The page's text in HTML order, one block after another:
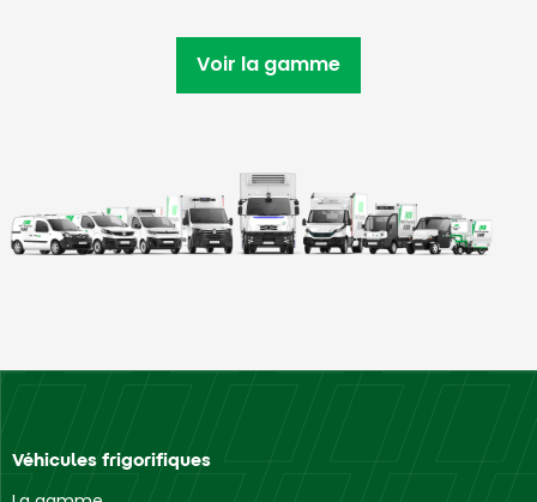
Voir la gamme
Véhicules frigorifiques